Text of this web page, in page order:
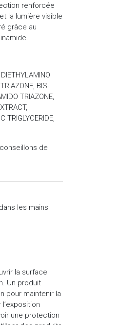
renforcée
la lumière visible
grâce au
BIS-
TRIAZONE,
TRIGLYCERIDE,
de
les mains
la surface
Un produit
pour maintenir la
une protection